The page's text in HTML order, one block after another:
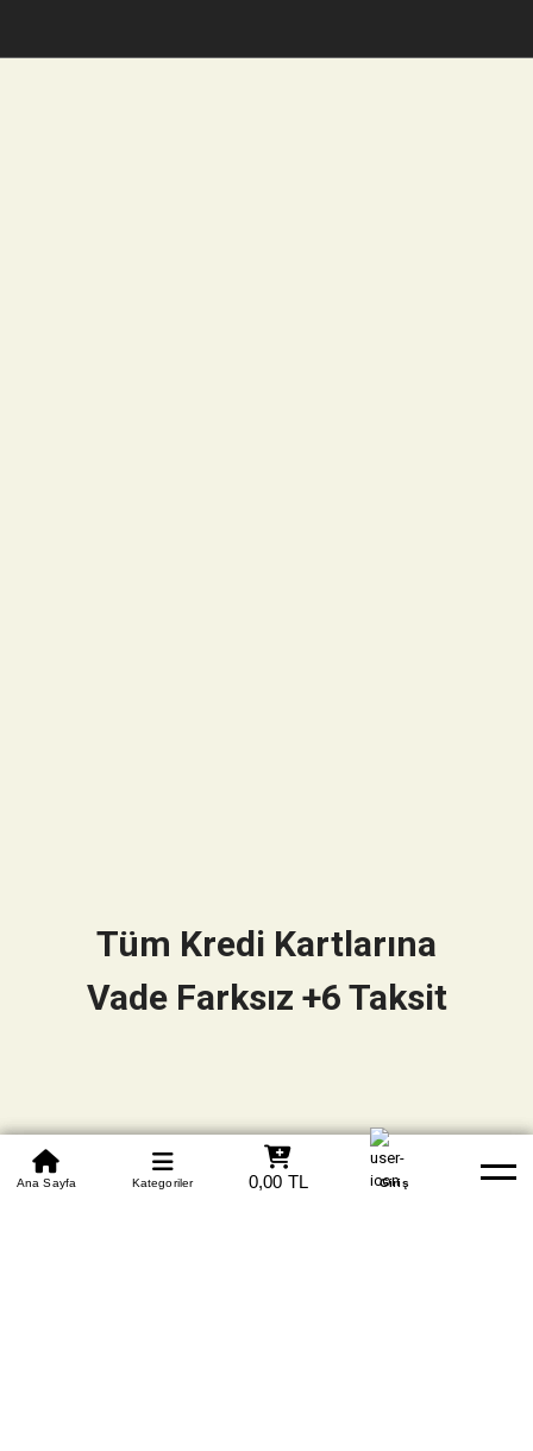
0850 305 09 70
Beden Tablosu Banka Hesapları Whatsapp Yardım
Ana Sayfa Kategoriler 0,00 TL Giriş
Tüm Kredi Kartlarına
Vade Farksız +6 Taksit